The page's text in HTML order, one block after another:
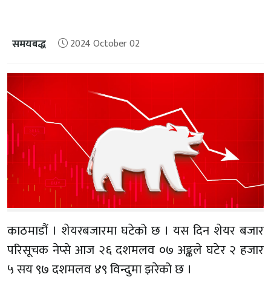
समयबद्ध 2024 October 02
काठमाडौं । शेयरबजारमा घटेको छ । यस दिन शेयर बजार
परिसूचक नेप्से आज २६ दशमलव ०७ अङ्कले घटेर २ हजार
५ सय ९७ दशमलव ४९ विन्दुमा झरेको छ ।